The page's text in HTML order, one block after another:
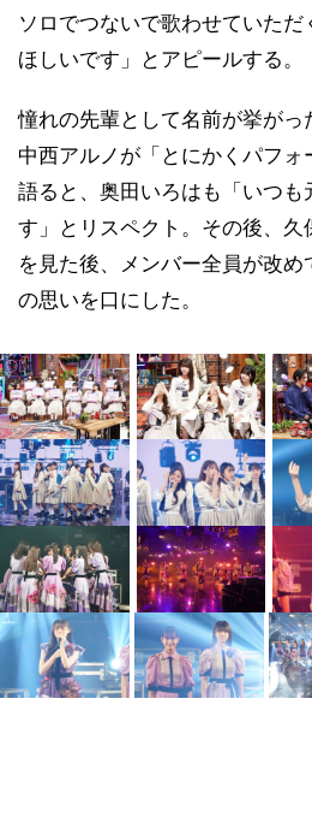
ソロでつないで歌わせていただ
ほしいです」とアピールする。
憧れの先輩として名前が挙がっ
中西アルノが「とにかくパフォ
語ると、奥田いろはも「いつも
す」とリスペクト。その後、久
を見た後、メンバー全員が改
の思いを口にした。